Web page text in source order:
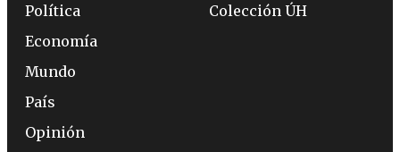
Política
Economía
Mundo
País
Opinión
Colección ÚH